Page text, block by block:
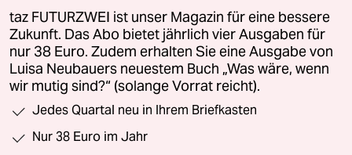
taz FUTURZWEI ist unser Magazin für eine bessere
Zukunft. Das Abo bietet jährlich vier Ausgaben für
nur 38 Euro. Zudem erhalten Sie eine Ausgabe von
Luisa Neubauers neuestem Buch „Was wäre, wenn
wir mutig sind?“ (solange Vorrat reicht).
Jedes Quartal neu in Ihrem Briefkasten
Nur 38 Euro im Jahr